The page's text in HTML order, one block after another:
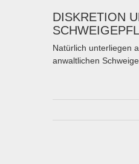
DISKRETION
Natürlich unterliegen
anwaltlichen